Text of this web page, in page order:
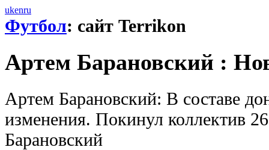
ukenru
Футбол: сайт Terrikon
Артем Барановский :
Артем Барановский: В составе
изменения. Покинул коллектив
Барановский